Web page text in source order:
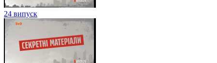
24 випуск